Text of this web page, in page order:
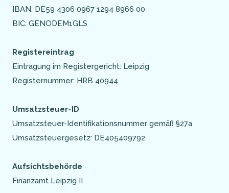
IBAN: DE59 4306 0967 1294 8966 00
BIC: GENODEM1GLS
Registereintrag
Eintragung im Registergericht: Leipzig
Registernummer: HRB 40944
Umsatzsteuer-ID
Umsatzsteuer-Identifikationsnummer gemäß §27a
Umsatzsteuergesetz: DE405409792
Aufsichtsbehörde
Finanzamt Leipzig II